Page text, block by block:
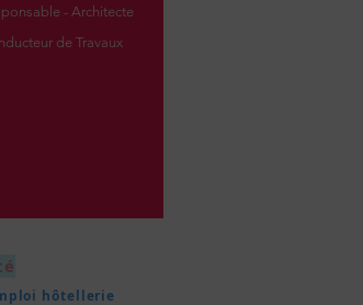
- Architecte
de Travaux
hôtellerie